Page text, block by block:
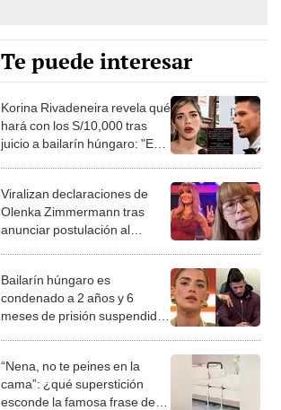
Te puede interesar
Korina Rivadeneira revela qué
hará con los S/10,000 tras
juicio a bailarín húngaro: "Ese
Viralizan declaraciones de
Olenka Zimmermann tras
anunciar postulación al
Bailarín húngaro es
condenado a 2 años y 6
meses de prisión suspendida
“Nena, no te peines en la
cama”: ¿qué superstición
esconde la famosa frase de